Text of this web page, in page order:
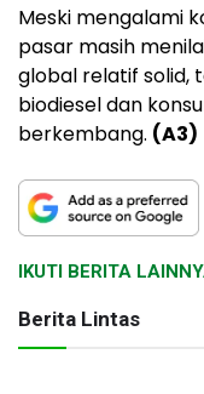
Meski mengalami
pasar masih
global relatif solid,
biodiesel dan
berkembang. (A3)
IKUTI BERITA
Berita Lintas